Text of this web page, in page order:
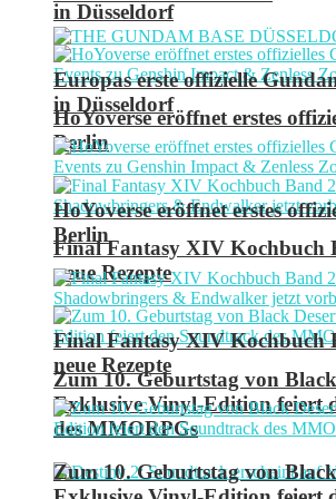
in Düsseldorf
HoYoverse eröffnet erstes
Berlin
Final Fantasy XIV Kochbuch
neue Rezepte
Zum 10. Geburtstag von
Exklusive Vinyl-Edition feiert
des MMORPGs
Europas erste offizielle
in Düsseldorf
HoYoverse eröffnet erstes
Berlin
Final Fantasy XIV Kochbuch
neue Rezepte
Zum 10. Geburtstag von